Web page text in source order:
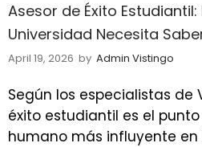
Asesor de Éxito Estudiantil:
Universidad Necesita
April 19, 2026 by Admin Vistingo
Según los especialistas de
éxito estudiantil es el
humano más influyente